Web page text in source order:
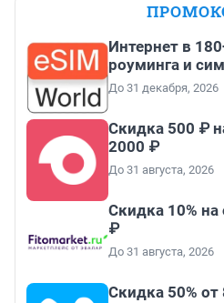
Интернет в
роуминга и
До 31 декабря, 2026
Скидка 500 ₽
2000 ₽
До 31 августа, 2026
Скидка 10% на
₽
До 31 августа, 2026
Скидка 50%